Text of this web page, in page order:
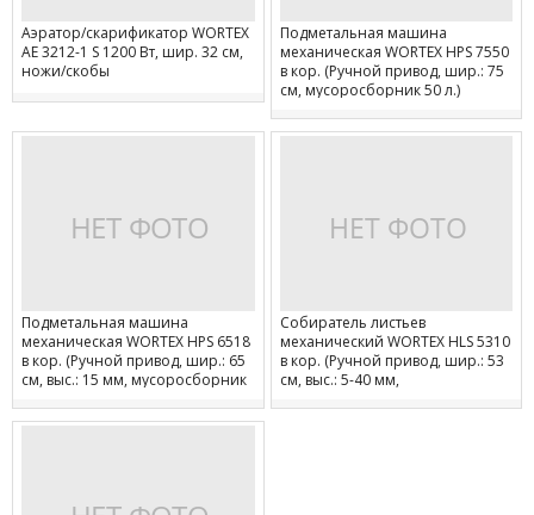
Аэратор/скарификатор WORTEX
AE 3212-1 S 1200 Вт, шир. 32 см,
ножи/скобы
Подметальная машина
механическая WORTEX HPS 7550
в кор. (Ручной привод, шир.: 75
см, мусоросборник 50 л.)
Подметальная машина
механическая WORTEX HPS 6518
в кор. (Ручной привод, шир.: 65
см, выс.: 15 мм, мусоросборник
Собиратель листьев
механический WORTEX HLS 5310
в кор. (Ручной привод, шир.: 53
см, выс.: 5-40 мм,